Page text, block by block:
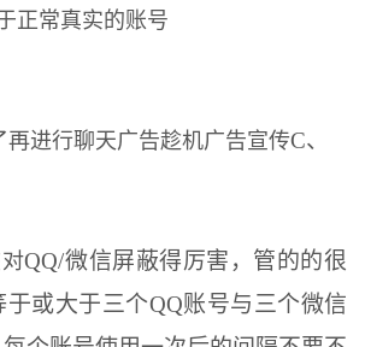
正常真实的账号
再进行聊天广告趁机广告宣传C、
QQ/微信屏蔽得厉害，管的的很
或大于三个QQ账号与三个微信